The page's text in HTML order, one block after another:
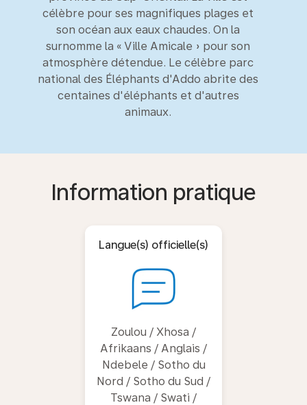
célèbre pour ses magnifiques plages et
son océan aux eaux chaudes. On la
surnomme la « Ville Amicale » pour son
atmosphère détendue. Le célèbre parc
national des Éléphants d'Addo abrite des
centaines d'éléphants et d'autres
animaux.
Information pratique
Langue(s) officielle(s)
Zoulou / Xhosa /
Afrikaans / Anglais /
Ndebele / Sotho du
Nord / Sotho du Sud /
Tswana / Swati /